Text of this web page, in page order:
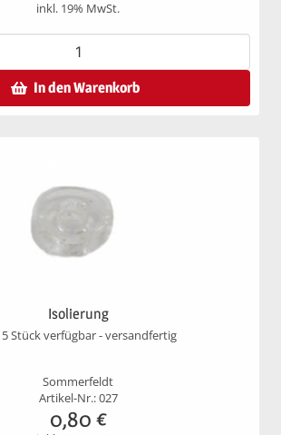
inkl. 19% MwSt.
In den Warenkorb
Isolierung
5 Stück verfügbar - versandfertig
Sommerfeldt
Artikel-Nr.: 027
0,80 €